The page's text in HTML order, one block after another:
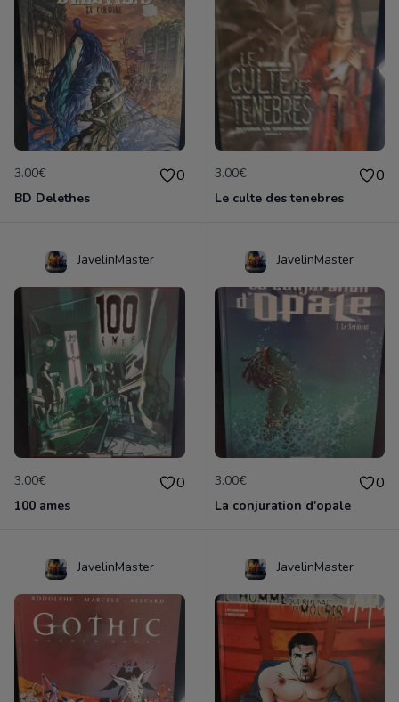
3.00€ 0
BD Delethes
3.00€ 0
Le culte des tenebres
JavelinMaster
3.00€ 0
100 ames
JavelinMaster
3.00€ 0
La conjuration d'opale
JavelinMaster JavelinMaster